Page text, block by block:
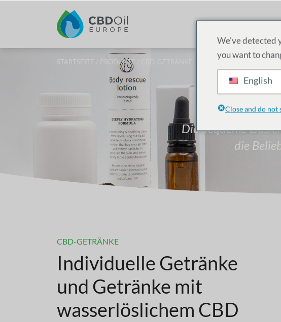
STARTSEITE PRODUKTE
Die bequeme
die
CBD-GETRÄNKE
Individuelle Getränke
und Getränke mit
wasserlöslichem CBD
We've detected
you want to
English
Close and do not